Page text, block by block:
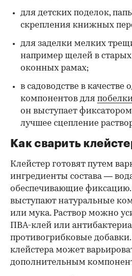
для детских поделок,
скрепления книжных
для заделки мелких
например щелей в
оконных рамах;
в садоводстве в качестве
компонентов для
он выступает
лучшее сцепление
Как сварить
Клейстер готовят путем
ингредиенты состава —
обеспечивающие
выступают натуральные
или мука. Раствор можно
ПВА-клей или
противогрибковые
клейстера может
дополнительным